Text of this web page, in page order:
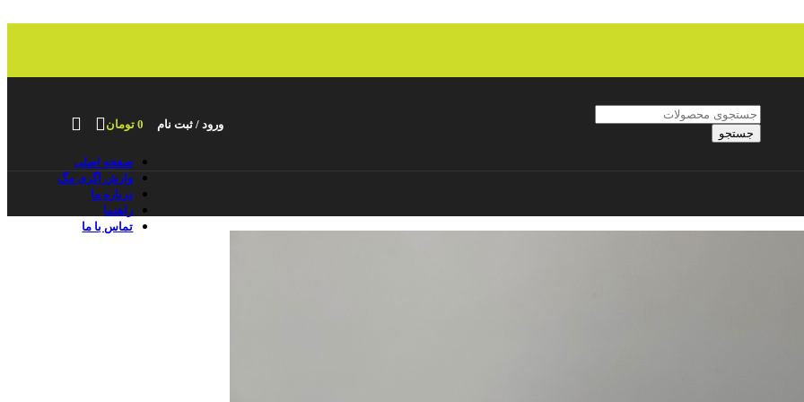
جستجو
ورود / ثبت نام 0 تومان
صفحه اصلی
وارش اگری مگ
درباره ما
راهنما
تماس با ما